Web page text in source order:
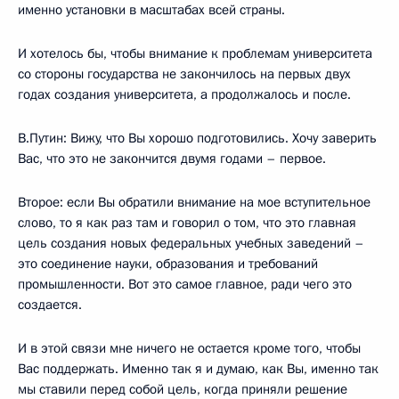
именно установки в масштабах всей страны.
И хотелось бы, чтобы внимание к проблемам университета
со стороны государства не закончилось на первых двух
годах создания университета, а продолжалось и после.
В.Путин: Вижу, что Вы хорошо подготовились. Хочу заверить
Вас, что это не закончится двумя годами – первое.
Второе: если Вы обратили внимание на мое вступительное
слово, то я как раз там и говорил о том, что это главная
цель создания новых федеральных учебных заведений –
это соединение науки, образования и требований
промышленности. Вот это самое главное, ради чего это
создается.
И в этой связи мне ничего не остается кроме того, чтобы
Вас поддержать. Именно так я и думаю, как Вы, именно так
мы ставили перед собой цель, когда приняли решение